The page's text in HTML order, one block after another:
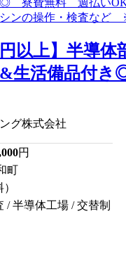
円以上】半導体
生活備品付き
グ株式会社
円
町
/ 半導体工場 / 交替制